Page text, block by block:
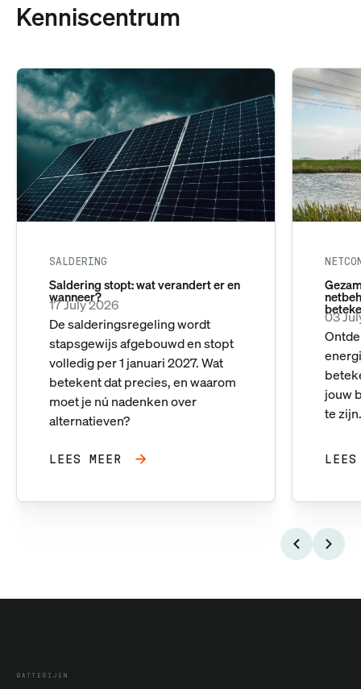
Kenniscentrum
SALDERING
Saldering stopt: wat verandert er en
wanneer?
17 July 2026
De salderingsregeling wordt
stapsgewijs afgebouwd en stopt
volledig per 1 januari 2027. Wat
betekent dat precies, en waarom
moet je nú nadenken over
alternatieven?
LEES MEER
03
jouw
te
BATTERIJEN